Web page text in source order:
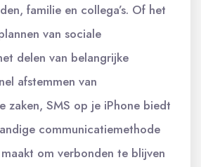
familie en collega’s. Of het
van sociale
delen van belangrijke
afstemmen van
zaken, SMS op je iPhone biedt
communicatiemethode
om verbonden te blijven